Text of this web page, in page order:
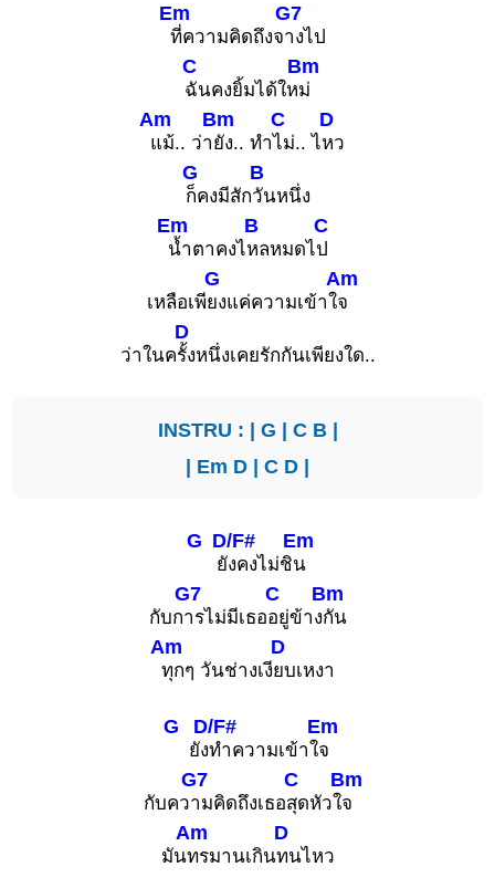
Em
ที่ความคิดถึงจ
G7
างไป
C
ฉันคงยิ้มได้ให
Bm
ม่
Am
แม้.. ว่า
Bm
ยัง.. ทำ
C
ไม่.. ไ
D
หว
G
ก็คงมีสัก
B
วันหนึ่ง
Em
น้ำตาคงไ
B
หลหมดไ
C
ป
เหลือเพี
G
ยงแค่ความเข้าใ
Am
จ
ว่าในค
D
รั้งหนึ่งเคยรักกันเพียงใด..
INSTRU : | G | C B|
| Em D | C D |
G
ยั
D/F#
งคงไม่ชิ
Em
น
กับก
G7
ารไม่มีเธอ
C
อยู่ข้าง
Bm
กัน
Am
ทุกๆ วันช่างเงี
D
ยบเหงา
G
ยัง
D/F#
ทำความเข้าใ
Em
จ
กับคว
G7
ามคิดถึงเธอ
C
สุดหัวใ
Bm
จ
มัน
Am
ทรมานเกิน
D
ทนไหว